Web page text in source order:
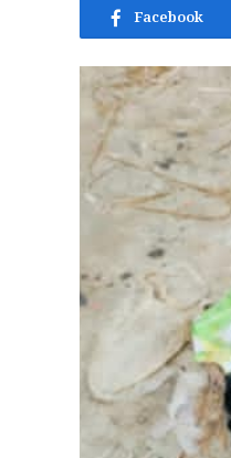
Facebook